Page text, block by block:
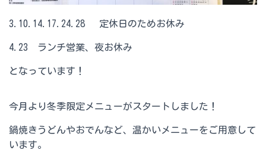
3.10.14.17.24.28 定休日のためお休み
4.23 ランチ営業、夜お休み
となっています！
今月より冬季限定メニューがスタートしました！
鍋焼きうどんやおでんなど、温かいメニューをご用意して
います。